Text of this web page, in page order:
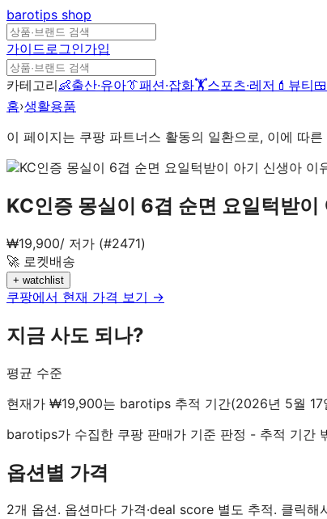
barotips shop
가이드로그인가입
카테고리👶출산·유아👔패션·잡화🏋️스포츠·레저 💄 뷰티🍱
홈›생활용품
이 페이지는 쿠팡 파트너스 활동의 일환으로, 이에 따
KC인증 몽실이 6겹 순면 요일턱받
₩19,900/ 저가 (#2471)
🚀 로켓배송
+ watchlist
쿠팡에서 현재 가격 보기 →
지금 사도 되나?
평균 수준
현재가 ₩19,900는 barotips 추적 기간(2026년 5월
barotips가 수집한 쿠팡 판매가 기준 판정 - 추적 기간
옵션별 가격
2개 옵션. 옵션마다 가격·deal score 별도 추적. 클릭해